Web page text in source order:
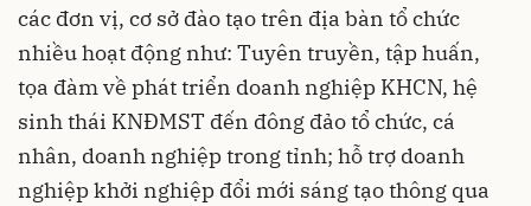
các đơn vị, cơ sở đào tạo trên địa bàn tổ chức
nhiều hoạt động như: Tuyên truyền, tập huấn,
tọa đàm về phát triển doanh nghiệp KHCN, hệ
sinh thái KNĐMST đến đông đảo tổ chức, cá
nhân, doanh nghiệp trong tỉnh; hỗ trợ doanh
nghiệp khởi nghiệp đổi mới sáng tạo thông qua